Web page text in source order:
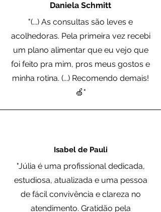
Daniela Schmitt
"(...) As consultas são leves e
acolhedoras. Pela primeira vez recebi
um plano alimentar que eu vejo que
foi feito pra mim, pros meus gostos e
minha rotina. (...) Recomendo demais!
🍏"
Isabel de Pauli
"Júlia é uma profissional dedicada,
estudiosa, atualizada e uma pessoa
de fácil convivência e clareza no
atendimento. Gratidão pela